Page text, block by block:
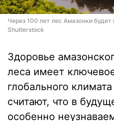
Через 100 лет лес Амазонки
Shutterstock
Здоровье
леса имеет
глобального
считают, что в
особенно